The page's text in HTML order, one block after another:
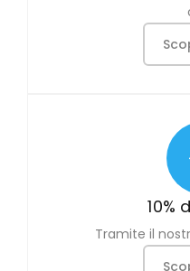
10%
Tramite il